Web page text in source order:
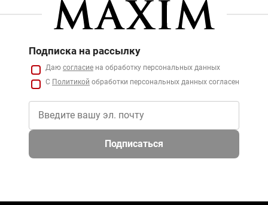
Подписка на рассылку
Даю согласие на обработку персональных данных
С Политикой обработки персональных данных согласен
Подписаться